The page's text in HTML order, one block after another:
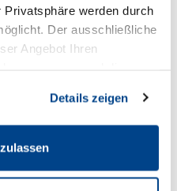
werden durch
Der ausschließliche
Angebot Ihren
Details zeigen